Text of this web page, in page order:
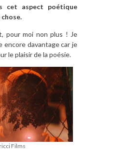
cet aspect poétique
pour moi non plus ! Je
encore davantage car je
le plaisir de la poésie.
Films